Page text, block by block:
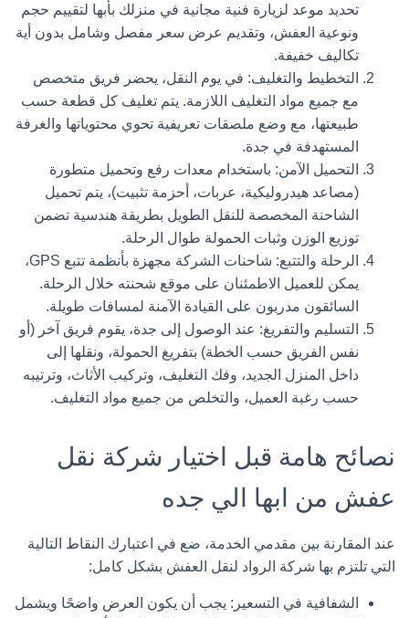
تحديد موعد لزيارة فنية مجانية في منزلك بأبها لتقييم حجم
ونوعية العفش، وتقديم عرض سعر مفصل وشامل بدون أية
تكاليف خفيفة.
التخطيط والتغليف: في يوم النقل، يحضر فريق متخصص
مع جميع مواد التغليف اللازمة. يتم تغليف كل قطعة حسب
طبيعتها، مع وضع ملصقات تعريفية تحوي محتوياتها والغرفة
المستهدفة في جدة.
التحميل الآمن: باستخدام معدات رفع وتحميل متطورة
(مصاعد هيدروليكية، عربات، أحزمة تثبيت)، يتم تحميل
الشاحنة المخصصة للنقل الطويل بطريقة هندسية تضمن
توزيع الوزن وثبات الحمولة طوال الرحلة.
الرحلة والتتبع:
شاحنات الشركة مجهزة بأنظمة تتبع GPS،
يمكن للعميل الاطمئنان على موقع شحنته خلال الرحلة.
السائقون مدربون على القيادة الآمنة لمسافات طويلة.
التسليم والتفريغ: عند الوصول إلى جدة، يقوم فريق آخر (أو
نفس الفريق حسب الخطة) بتفريغ الحمولة، ونقلها إلى
داخل المنزل الجديد، وفك التغليف، وتركيب الأثاث، وترتيبه
حسب رغبة العميل، والتخلص من جميع مواد التغليف.
نصائح هامة قبل اختيار شركة نقل
عفش من ابها الي جده
عند المقارنة بين مقدمي الخدمة، ضع في اعتبارك النقاط التالية
التي تلتزم بها شركة الرواد لنقل العفش بشكل كامل:
الشفافية في التسعير: يجب أن يكون العرض واضحًا ويشمل